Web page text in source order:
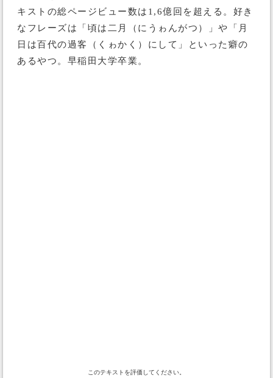
キストの総ページビュー数は1,6億回を超える。好き
なフレーズは「頃は二月（にうゎんがつ）」や「月
日は百代の過客（くゎかく）にして」といった癖の
あるやつ。早稲田大学卒業。
このテキストを評価してください。